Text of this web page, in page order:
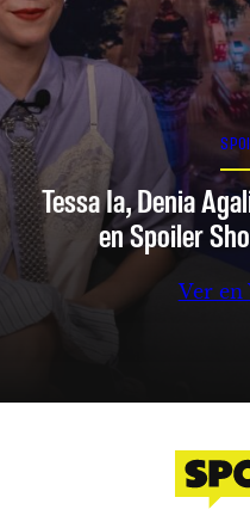
Tessa Ia, Denia
en Spoiler
Ver en